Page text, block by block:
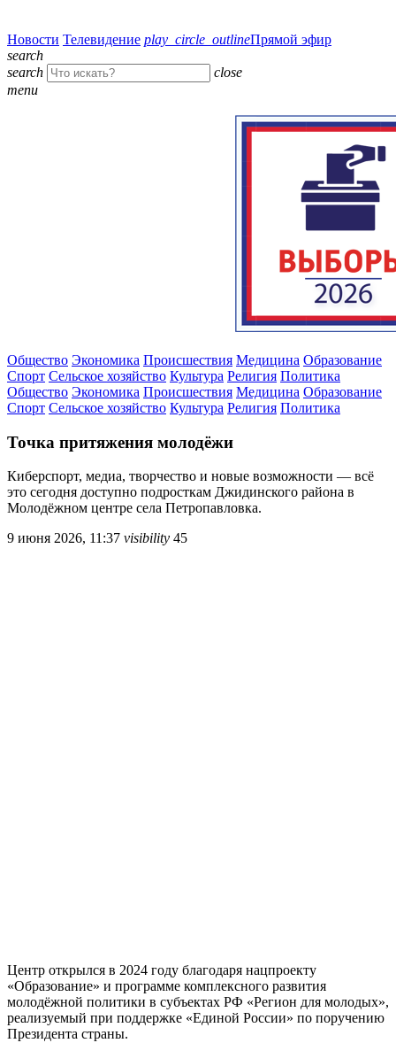
Новости Телевидение play_circle_outlineПрямой эфир
search
search
close
menu
Общество Экономика Происшествия Медицина Образование
Спорт Сельское хозяйство Культура Религия Политика
Общество Экономика Происшествия Медицина Образование
Спорт Сельское хозяйство Культура Религия Политика
Точка притяжения молодёжи
Киберспорт, медиа, творчество и новые возможности — всё
это сегодня доступно подросткам Джидинского района в
Молодёжном центре села Петропавловка.
9 июня 2026, 11:37 visibility 45
Центр открылся в 2024 году благодаря нацпроекту
«Образование» и программе комплексного развития
молодёжной политики в субъектах РФ «Регион для молодых»,
реализуемый при поддержке «Единой России» по поручению
Президента страны.